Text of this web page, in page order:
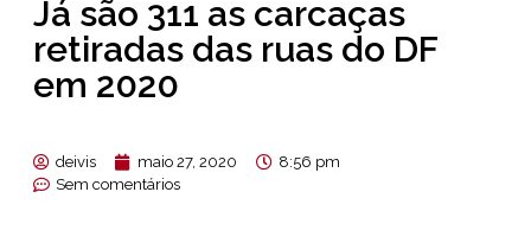
Já são 311 as carcaças
retiradas das ruas do DF
em 2020
deivis maio 27, 2020
8:56 pm
Sem comentários